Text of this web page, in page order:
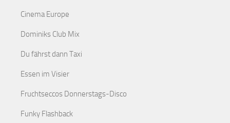
Cinema Europe
Dominiks Club Mix
Du fährst dann Taxi
Essen im Visier
Fruchtseccos Donnerstags-Disco
Funky Flashback